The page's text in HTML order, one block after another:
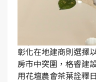
彰化在地建商則選擇
房市中突圍，格睿建
用花壇農會茶葉詮釋